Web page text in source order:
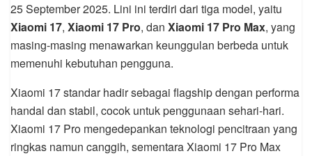
25 September 2025. Lini ini terdiri dari tiga model, yaitu
Xiaomi 17, Xiaomi 17 Pro, dan Xiaomi 17 Pro Max, yang
masing-masing menawarkan keunggulan berbeda untuk
memenuhi kebutuhan pengguna.
Xiaomi 17 standar hadir sebagai flagship dengan performa
handal dan stabil, cocok untuk penggunaan sehari-hari.
Xiaomi 17 Pro mengedepankan teknologi pencitraan yang
ringkas namun canggih, sementara Xiaomi 17 Pro Max